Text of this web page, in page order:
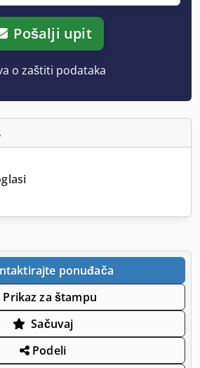
Pošalji upit
o zaštiti podataka
ponuđača
Prikaz za štampu
Sačuvaj
Podeli